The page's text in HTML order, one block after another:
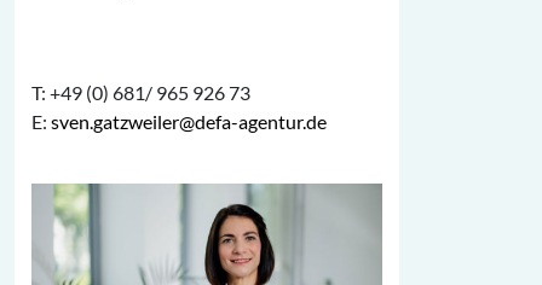
T: +49 (0) 681/ 965 926 73
E: sven.gatzweiler@defa-agentur.de